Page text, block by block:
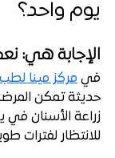
يوم واحد؟
الإجابة هي:
في مركز مينا
حديثة تمكن
زراعة الأسنان في
للانتظار لفترات